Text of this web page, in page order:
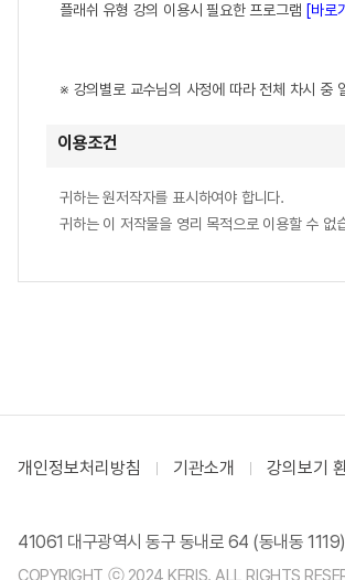
플래쉬 유형 강의 이용시 필요한 프로그램 [바로
※ 강의별로 교수님의 사정에 따라 전체 차시 중
이용조건
귀하는 원저작자를 표시하여야 합니다.
귀하는 이 저작물을 영리 목적으로 이용할 수 없
개인정보처리방침 기관소개 강의보기
41061 대구광역시 동구 동내로 64 (동내동
COPYRIGHT ⓒ 2024 KERIS. ALL RIGHTS